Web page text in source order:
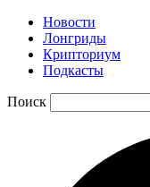
Новости
Лонгриды
Крипториум
Подкасты
Поиск